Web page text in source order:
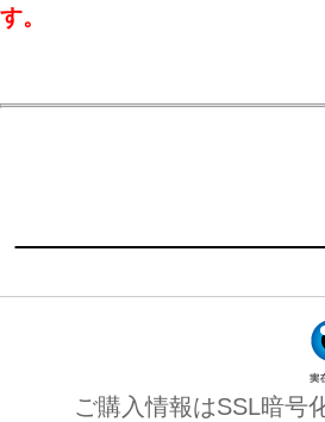
す。
ご購入情報はSSL暗号